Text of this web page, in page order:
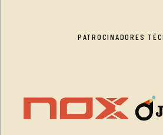
PATROCINADORES